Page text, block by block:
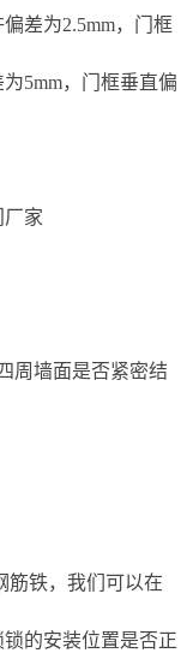
差为2.5mm，门框
5mm，门框垂直偏
周墙面是否紧密结
筋铁，我们可以在
的安装位置是否正